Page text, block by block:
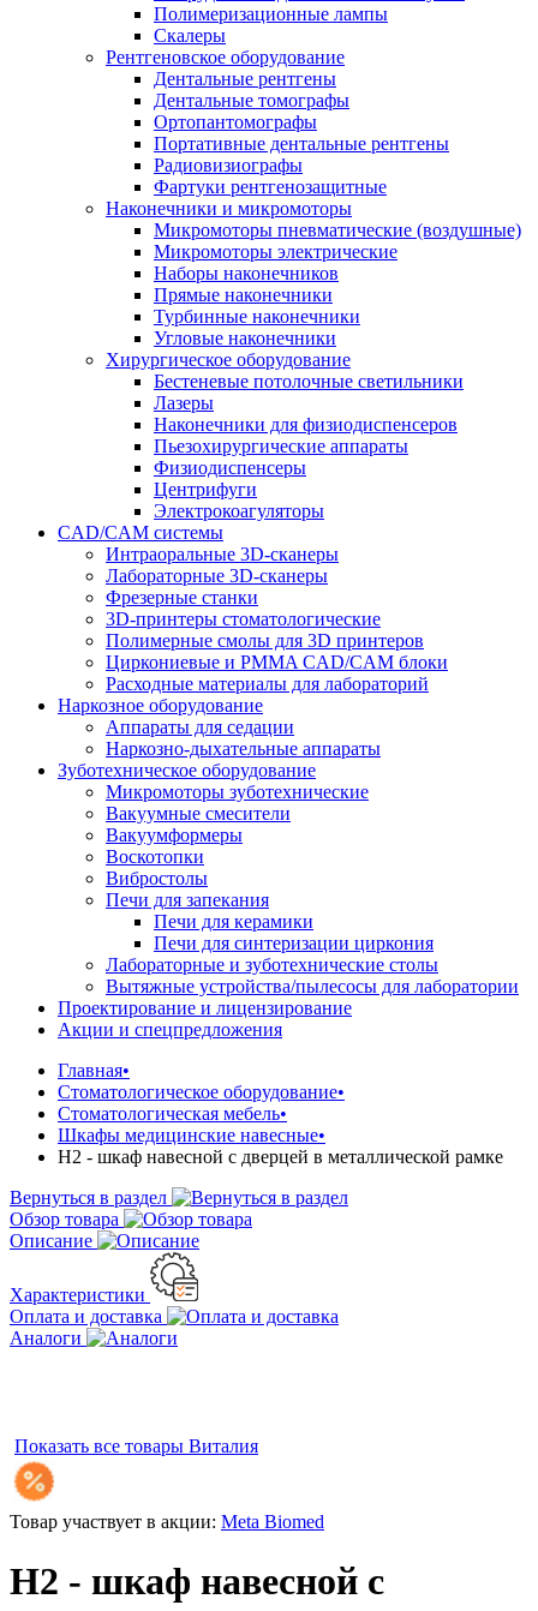
Полимеризационные лампы
Скалеры
Рентгеновское оборудование
Дентальные рентгены
Дентальные томографы
Ортопантомографы
Портативные дентальные рентгены
Радиовизиографы
Фартуки рентгенозащитные
Наконечники и микромоторы
Микромоторы пневматические (воздушные)
Микромоторы электрические
Наборы наконечников
Прямые наконечники
Турбинные наконечники
Угловые наконечники
Хирургическое оборудование
Бестеневые потолочные светильники
Лазеры
Наконечники для физиодиспенсеров
Пьезохирургические аппараты
Физиодиспенсеры
Центрифуги
Электрокоагуляторы
CAD/CAM системы
Интраоральные 3D-сканеры
Лабораторные 3D-сканеры
Фрезерные станки
3D-принтеры стоматологические
Полимерные смолы для 3D принтеров
Циркониевые и PMMA CAD/CAM блоки
Расходные материалы для лабораторий
Наркозное оборудование
Аппараты для седации
Наркозно-дыхательные аппараты
Зуботехническое оборудование
Микромоторы зуботехнические
Вакуумные смесители
Вакуумформеры
Воскотопки
Вибростолы
Печи для запекания
Печи для керамики
Печи для синтеризации циркония
Лабораторные и зуботехнические столы
Вытяжные устройства/пылесосы для лаборатории
Проектирование и лицензирование
Акции и спецпредложения
Главная•
Стоматологическое оборудование•
Стоматологическая мебель•
Шкафы медицинские навесные•
Н2 - шкаф навесной с дверцей в металлической рамке
Вернуться в раздел
Обзор товара
Описание
Характеристики
Оплата и доставка
Аналоги
Показать все товары Виталия
Товар участвует в акции: Meta Biomed
Н2 - шкаф навесной с